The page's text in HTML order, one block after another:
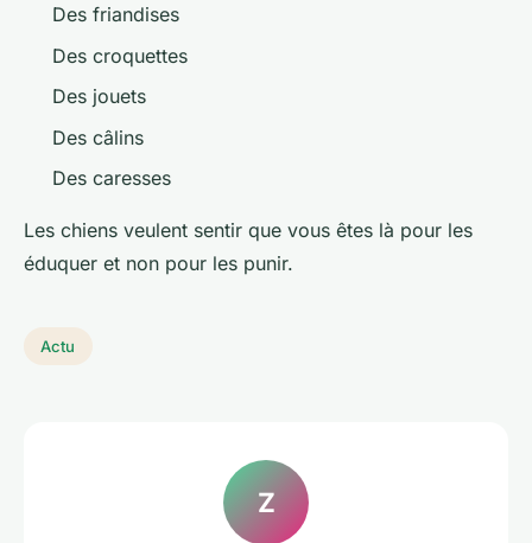
Des friandises
Des croquettes
Des jouets
Des câlins
Des caresses
Les chiens veulent sentir que vous êtes là pour les
éduquer et non pour les punir.
Actu
Z